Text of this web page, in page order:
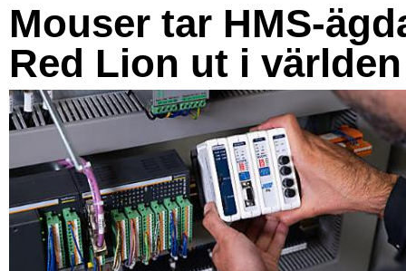
Mouser tar HMS-
Red Lion ut i världen